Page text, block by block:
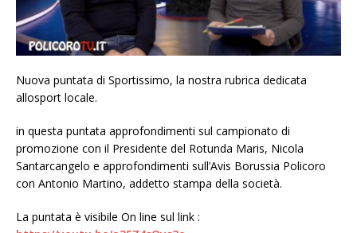
Nuova puntata di Sportissimo, la nostra rubrica dedicata
allosport locale.
in questa puntata approfondimenti sul campionato di
promozione con il Presidente del Rotunda Maris, Nicola
Santarcangelo e approfondimenti sull’Avis Borussia Policoro
con Antonio Martino, addetto stampa della società.
La puntata è visibile On line sul link :